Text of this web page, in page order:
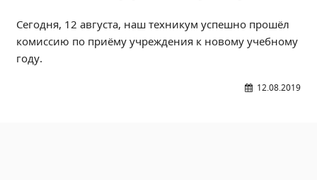
Опрос по качеству образования
Новости
Сегодня, 12 августа, наш техникум успешно прошёл
комиссию по приёму учреждения к новому учебному
году.
12.08.2019